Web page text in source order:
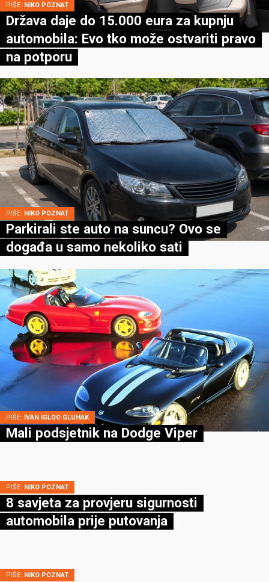
PIŠE: NIKO POZNAT
Država daje do 15.000 eura za kupnju
automobila: Evo tko može ostvariti pravo
na potporu
PIŠE: NIKO POZNAT
Parkirali ste auto na suncu? Ovo se
događa u samo nekoliko sati
PIŠE: IVAN IGLOO GLUHAK
Mali podsjetnik na Dodge Viper
PIŠE: NIKO POZNAT
8 savjeta za provjeru sigurnosti
automobila prije putovanja
PIŠE: NIKO POZNAT